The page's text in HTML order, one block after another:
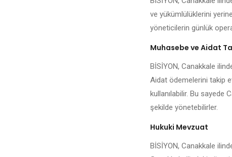
ve yükümlülüklerini
yöneticilerin günlük
Muhasebe ve Aidat
BİSİYON, Canakkale
Aidat ödemelerini takip
kullanılabilir. Bu sayede
şekilde yönetebilirler.
Hukuki Mevzuat
BİSİYON, Canakkale